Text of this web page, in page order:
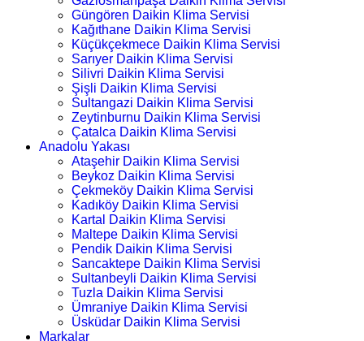
Güngören Daikin Klima Servisi
Kağıthane Daikin Klima Servisi
Küçükçekmece Daikin Klima Servisi
Sarıyer Daikin Klima Servisi
Silivri Daikin Klima Servisi
Şişli Daikin Klima Servisi
Sultangazi Daikin Klima Servisi
Zeytinburnu Daikin Klima Servisi
Çatalca Daikin Klima Servisi
Anadolu Yakası
Ataşehir Daikin Klima Servisi
Beykoz Daikin Klima Servisi
Çekmeköy Daikin Klima Servisi
Kadıköy Daikin Klima Servisi
Kartal Daikin Klima Servisi
Maltepe Daikin Klima Servisi
Pendik Daikin Klima Servisi
Sancaktepe Daikin Klima Servisi
Sultanbeyli Daikin Klima Servisi
Tuzla Daikin Klima Servisi
Ümraniye Daikin Klima Servisi
Üsküdar Daikin Klima Servisi
Markalar